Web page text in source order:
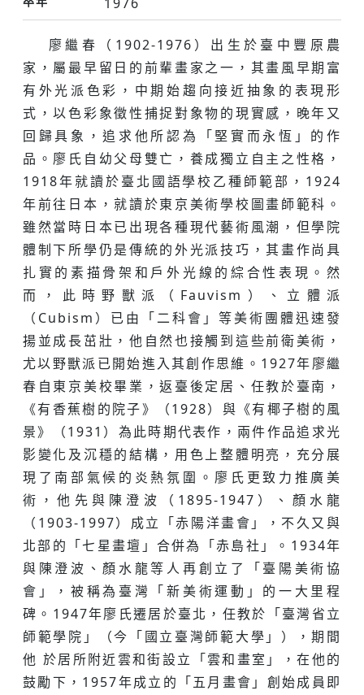
廖繼春（1902-1976）出生於臺中豐原農
家，屬最早留日的前輩畫家之一，其畫風早期富
有外光派色彩，中期始趨向接近抽象的表現形
式，以色彩象徵性捕捉對象物的現實感，晚年又
回歸具象，追求他所認為「堅實而永恆」的作
品。廖氏自幼父母雙亡，養成獨立自主之性格，
1918年就讀於臺北國語學校乙種師範部，1924
年前往日本，就讀於東京美術學校圖畫師範科。
雖然當時日本已出現各種現代藝術風潮，但學院
體制下所學仍是傳統的外光派技巧，其畫作尚具
扎實的素描骨架和戶外光線的綜合性表現。然
而，此時野獸派（Fauvism）、立體派
（Cubism）已由「二科會」等美術團體迅速發
揚並成長茁壯，他自然也接觸到這些前衛美術，
尤以野獸派已開始進入其創作思維。1927年廖繼
春自東京美校畢業，返臺後定居、任教於臺南，
《有香蕉樹的院子》（1928）與《有椰子樹的風
景》（1931）為此時期代表作，兩件作品追求光
影變化及沉穩的結構，用色上整體明亮，充分展
現了南部氣候的炎熱氛圍。廖氏更致力推廣美
術，他先與陳澄波（1895-1947）、顏水龍
（1903-1997）成立「赤陽洋畫會」，不久又與
北部的「七星畫壇」合併為「赤島社」。1934年
與陳澄波、顏水龍等人再創立了「臺陽美術協
會」，被稱為臺灣「新美術運動」的一大里程
碑。1947年廖氏遷居於臺北，任教於「臺灣省立
師範學院」（今「國立臺灣師範大學」），期間
他 於居所附近雲和街設立「雲和畫室」，在他的
鼓勵下，1957年成立的「五月畫會」創始成員即